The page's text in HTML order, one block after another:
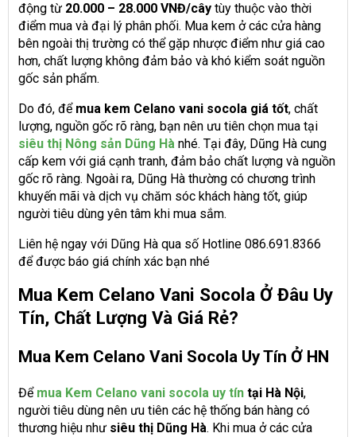
động từ 20.000 – 28.000 VNĐ/cây tùy thuộc vào thời
điểm mua và đại lý phân phối. Mua kem ở các cửa hàng
bên ngoài thị trường có thể gặp nhược điểm như giá cao
hơn, chất lượng không đảm bảo và khó kiểm soát nguồn
gốc sản phẩm.
Do đó, để mua kem Celano vani socola giá tốt, chất
lượng, nguồn gốc rõ ràng, bạn nên ưu tiên chọn mua tại
siêu thị Nông sản Dũng Hà nhé. Tại đây, Dũng Hà cung
cấp kem với giá cạnh tranh, đảm bảo chất lượng và nguồn
gốc rõ ràng. Ngoài ra, Dũng Hà thường có chương trình
khuyến mãi và dịch vụ chăm sóc khách hàng tốt, giúp
người tiêu dùng yên tâm khi mua sắm.
Liên hệ ngay với Dũng Hà qua số Hotline 086.691.8366
để được báo giá chính xác bạn nhé
Mua Kem Celano Vani Socola Ở Đâu Uy
Tín, Chất Lượng Và Giá Rẻ?
Mua Kem Celano Vani Socola Uy Tín Ở HN
Để mua Kem Celano vani socola uy tín tại Hà Nội,
người tiêu dùng nên ưu tiên các hệ thống bán hàng có
thương hiệu như siêu thị Dũng Hà. Khi mua ở các cửa